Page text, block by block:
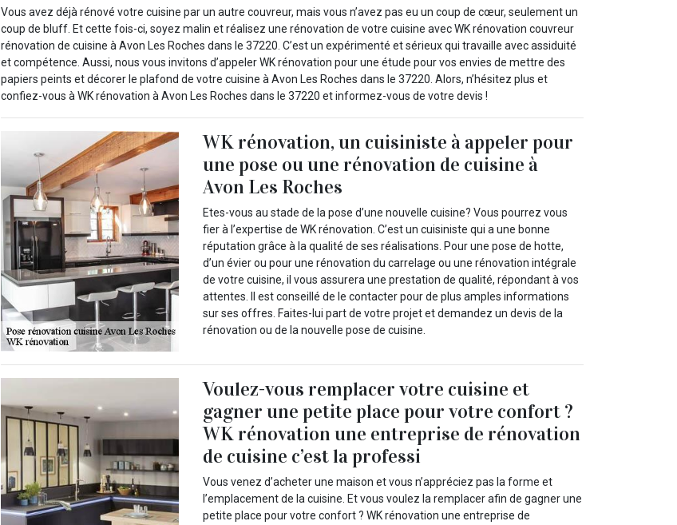
Vous avez déjà rénové votre cuisine par un autre couvreur, mais vous n’avez pas eu un coup de cœur, seulement un
coup de bluff. Et cette fois-ci, soyez malin et réalisez une rénovation de votre cuisine avec WK rénovation couvreur
rénovation de cuisine à Avon Les Roches dans le 37220. C’est un expérimenté et sérieux qui travaille avec assiduité
et compétence. Aussi, nous vous invitons d’appeler WK rénovation pour une étude pour vos envies de mettre des
papiers peints et décorer le plafond de votre cuisine à Avon Les Roches dans le 37220. Alors, n’hésitez plus et
confiez-vous à WK rénovation à Avon Les Roches dans le 37220 et informez-vous de votre devis !
WK rénovation, un cuisiniste à appeler pour
une pose ou une rénovation de cuisine à
Avon Les Roches
Etes-vous au stade de la pose d’une nouvelle cuisine? Vous pourrez vous
fier à l’expertise de WK rénovation. C’est un cuisiniste qui a une bonne
réputation grâce à la qualité de ses réalisations. Pour une pose de hotte,
d’un évier ou pour une rénovation du carrelage ou une rénovation intégrale
de votre cuisine, il vous assurera une prestation de qualité, répondant à vos
attentes. Il est conseillé de le contacter pour de plus amples informations
sur ses offres. Faites-lui part de votre projet et demandez un devis de la
rénovation ou de la nouvelle pose de cuisine.
Voulez-vous remplacer votre cuisine et
gagner une petite place pour votre confort ?
WK rénovation une entreprise de rénovation
de cuisine c’est la professi
Vous venez d’acheter une maison et vous n’appréciez pas la forme et
l’emplacement de la cuisine. Et vous voulez la remplacer afin de gagner une
petite place pour votre confort ? WK rénovation une entreprise de